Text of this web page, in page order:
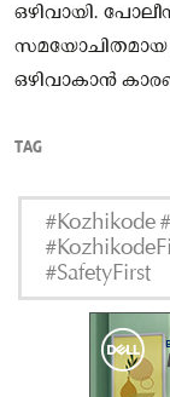
ഒഴിവായി.
സമയോചിതമായ
ഒഴിവാകാൻ
TAG
#Kozhikode
#SafetyFirst